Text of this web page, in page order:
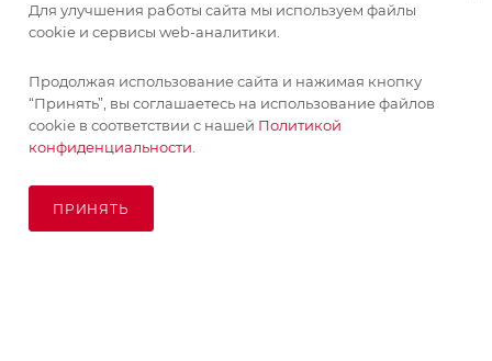
Для улучшения работы сайта мы используем файлы
cookie и сервисы web-аналитики.
Продолжая использование сайта и нажимая кнопку
“Принять”, вы соглашаетесь на использование файлов
cookie в соответствии с нашей Политикой
конфиденциальности.
ПРИНЯТЬ